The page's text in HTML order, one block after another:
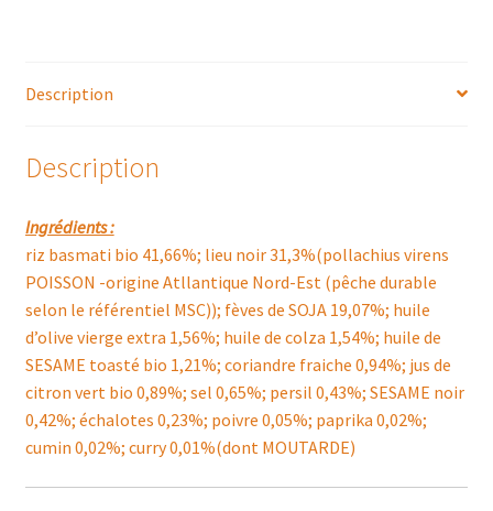
Description
Description
Ingrédients :
riz basmati bio 41,66%; lieu noir 31,3%(pollachius virens
POISSON -origine Atllantique Nord-Est (pêche durable
selon le référentiel MSC)); fèves de SOJA 19,07%; huile
d’olive vierge extra 1,56%; huile de colza 1,54%; huile de
SESAME toasté bio 1,21%; coriandre fraiche 0,94%; jus de
citron vert bio 0,89%; sel 0,65%; persil 0,43%; SESAME noir
0,42%; échalotes 0,23%; poivre 0,05%; paprika 0,02%;
cumin 0,02%; curry 0,01%(dont MOUTARDE)